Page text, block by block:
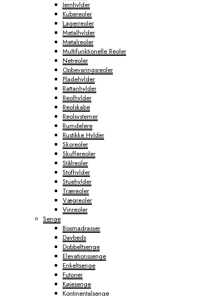
Jernhylder
Kubereoler
Lagerreoler
Metalhylder
Metalreoler
Multifunktionelle Reoler
Netreoler
Opbevaringsreoler
Pladehylder
Rattanhylder
Reolhylder
Reolskabe
Reolsystemer
Rumdelere
Rustikke Hylder
Skoreoler
Skuffereoler
Stålreoler
Stofhylder
Stuehylder
Træreoler
Vægreoler
Vinreoler
Senge
Boxmadrasser
Daybeds
Dobbeltsenge
Elevationssenge
Enkeltsenge
Futoner
Køjesenge
Kontinentalsenge